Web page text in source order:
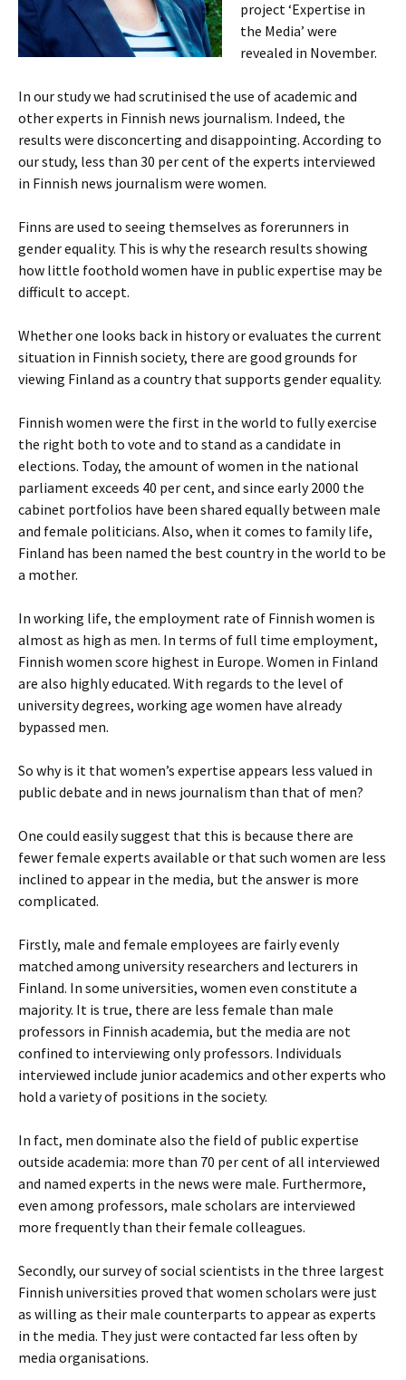
project ‘Expertise in
the Media’ were
revealed in November.
In our study we had scrutinised the use of academic and
other experts in Finnish news journalism. Indeed, the
results were disconcerting and disappointing. According to
our study, less than 30 per cent of the experts interviewed
in Finnish news journalism were women.
Finns are used to seeing themselves as forerunners in
gender equality. This is why the research results showing
how little foothold women have in public expertise may be
difficult to accept.
Whether one looks back in history or evaluates the current
situation in Finnish society, there are good grounds for
viewing Finland as a country that supports gender equality.
Finnish women were the first in the world to fully exercise
the right both to vote and to stand as a candidate in
elections. Today, the amount of women in the national
parliament exceeds 40 per cent, and since early 2000 the
cabinet portfolios have been shared equally between male
and female politicians. Also, when it comes to family life,
Finland has been named the best country in the world to be
a mother.
In working life, the employment rate of Finnish women is
almost as high as men. In terms of full time employment,
Finnish women score highest in Europe. Women in Finland
are also highly educated. With regards to the level of
university degrees, working age women have already
bypassed men.
So why is it that women’s expertise appears less valued in
public debate and in news journalism than that of men?
One could easily suggest that this is because there are
fewer female experts available or that such women are less
inclined to appear in the media, but the answer is more
complicated.
Firstly, male and female employees are fairly evenly
matched among university researchers and lecturers in
Finland. In some universities, women even constitute a
majority. It is true, there are less female than male
professors in Finnish academia, but the media are not
confined to interviewing only professors. Individuals
interviewed include junior academics and other experts who
hold a variety of positions in the society.
In fact, men dominate also the field of public expertise
outside academia: more than 70 per cent of all interviewed
and named experts in the news were male. Furthermore,
even among professors, male scholars are interviewed
more frequently than their female colleagues.
Secondly, our survey of social scientists in the three largest
Finnish universities proved that women scholars were just
as willing as their male counterparts to appear as experts
in the media. They just were contacted far less often by
media organisations.